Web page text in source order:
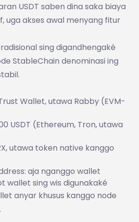
USDT saben dina saka biaya
uga akses awal menyang fitur
sing digandhengaké
StableChain denominasi ing
Wallet, utawa Rabby (EVM-
USDT (Ethereum, Tron, utawa
utawa token native kanggo
aja nganggo wallet
wallet sing wis digunakaké
anyar khusus kanggo node